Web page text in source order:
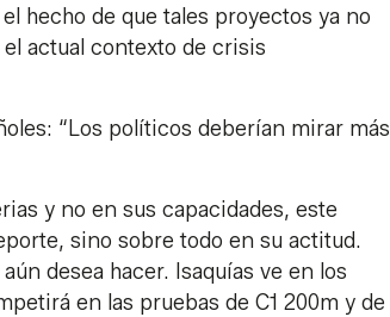
hecho de que tales proyectos ya no
actual contexto de crisis
“Los políticos deberían mirar más
y no en sus capacidades, este
sino sobre todo en su actitud.
desea hacer. Isaquías ve en los
en las pruebas de C1 200m y de